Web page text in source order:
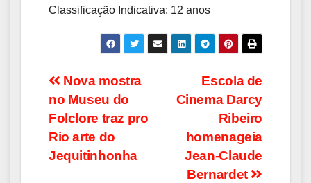
Classificação Indicativa: 12 anos
Navegação
de
Post
Escola de
Cinema Darcy
Ribeiro
homenageia
Jean-Claude
Bernardet
Nova mostra
no Museu do
Folclore traz pro
Rio arte do
Jequitinhonha